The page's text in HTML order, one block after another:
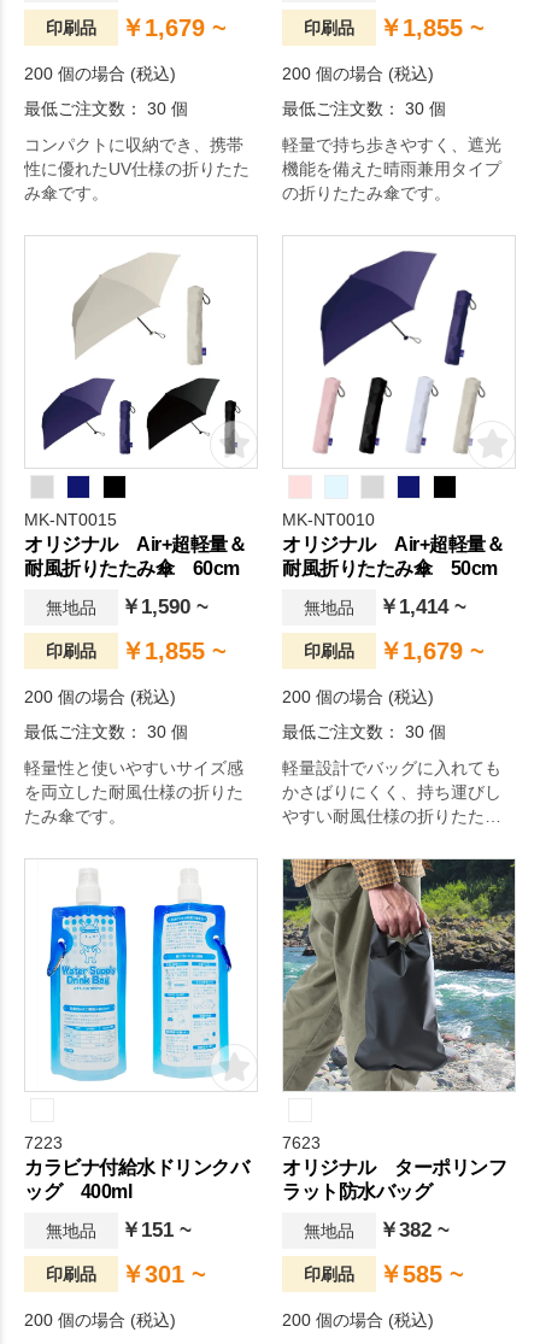
印刷品 ￥1,679 ~
200 個の場合 (税込)
最低ご注文数： 30 個
コンパクトに収納でき、携帯
性に優れたUV仕様の折りたた
み傘です。
印刷品 ￥1,855 ~
200 個の場合 (税込)
最低ご注文数： 30 個
軽量で持ち歩きやすく、遮光
機能を備えた晴雨兼用タイプ
の折りたたみ傘です。
MK-NT0015
オリジナル Air+超軽量＆
耐風折りたたみ傘 60cm
無地品 ￥1,590 ~
印刷品 ￥1,855 ~
200 個の場合 (税込)
最低ご注文数： 30 個
軽量性と使いやすいサイズ感
を両立した耐風仕様の折りた
たみ傘です。
MK-NT0010
オリジナル Air+超軽量＆
耐風折りたたみ傘 50cm
無地品 ￥1,414 ~
印刷品 ￥1,679 ~
200 個の場合 (税込)
最低ご注文数： 30 個
軽量設計でバッグに入れても
かさばりにくく、持ち運びし
やすい耐風仕様の折りたたみ
7223
カラビナ付給水ドリンクバ
ッグ 400ml
無地品 ￥151 ~
印刷品 ￥301 ~
200 個の場合 (税込)
7623
オリジナル ターポリンフ
ラット防水バッグ
無地品 ￥382 ~
印刷品 ￥585 ~
200 個の場合 (税込)